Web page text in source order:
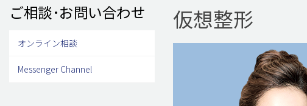
仮想整形
ご相談･お問い合わせ
オンライン相談
Messenger Channel